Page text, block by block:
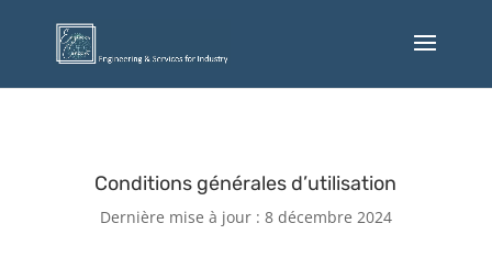
Conditions générales d’utilisation
Dernière mise à jour : 8 décembre 2024